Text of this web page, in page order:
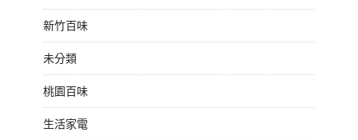
新竹百味
未分類
桃園百味
生活家電